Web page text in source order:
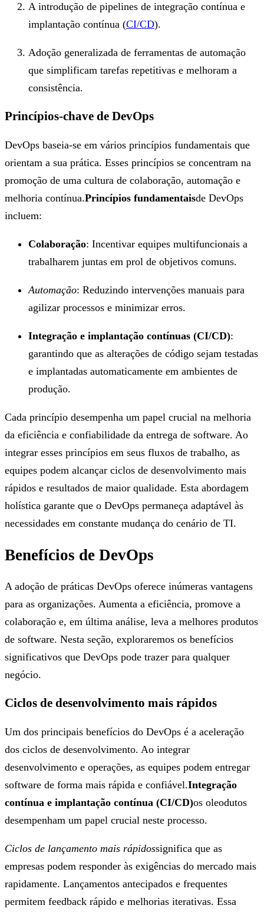
A introdução de pipelines de integração contínua e
implantação contínua (CI/CD).
Adoção generalizada de ferramentas de automação
que simplificam tarefas repetitivas e melhoram a
consistência.
Princípios-chave de DevOps
DevOps baseia-se em vários princípios fundamentais que
orientam a sua prática. Esses princípios se concentram na
promoção de uma cultura de colaboração, automação e
melhoria contínua.Princípios fundamentaisde DevOps
incluem:
Colaboração: Incentivar equipes multifuncionais a
trabalharem juntas em prol de objetivos comuns.
Automação: Reduzindo intervenções manuais para
agilizar processos e minimizar erros.
Integração e implantação contínuas (CI/CD):
garantindo que as alterações de código sejam testadas
e implantadas automaticamente em ambientes de
produção.
Cada princípio desempenha um papel crucial na melhoria
da eficiência e confiabilidade da entrega de software. Ao
integrar esses princípios em seus fluxos de trabalho, as
equipes podem alcançar ciclos de desenvolvimento mais
rápidos e resultados de maior qualidade. Esta abordagem
holística garante que o DevOps permaneça adaptável às
necessidades em constante mudança do cenário de TI.
Benefícios de DevOps
A adoção de práticas DevOps oferece inúmeras vantagens
para as organizações. Aumenta a eficiência, promove a
colaboração e, em última análise, leva a melhores produtos
de software. Nesta seção, exploraremos os benefícios
significativos que DevOps pode trazer para qualquer
negócio.
Ciclos de desenvolvimento mais rápidos
Um dos principais benefícios do DevOps é a aceleração
dos ciclos de desenvolvimento. Ao integrar
desenvolvimento e operações, as equipes podem entregar
software de forma mais rápida e confiável.Integração
contínua e implantação contínua (CI/CD)os oleodutos
desempenham um papel crucial neste processo.
Ciclos de lançamento mais rápidossignifica que as
empresas podem responder às exigências do mercado mais
rapidamente. Lançamentos antecipados e frequentes
permitem feedback rápido e melhorias iterativas. Essa